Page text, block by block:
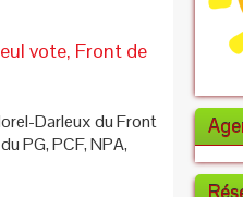
vote, Front de
Darleux du Front
PG, PCF, NPA,